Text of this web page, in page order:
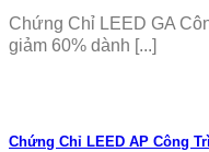
Chứng Chỉ LEED GA
giảm 60% dành [...]
Chứng Chỉ LEED AP Công